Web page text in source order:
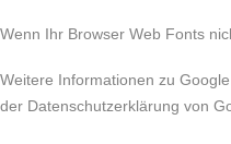
Wenn Ihr Browser Web Fonts
Weitere Informationen zu
der Datenschutzerklärung von